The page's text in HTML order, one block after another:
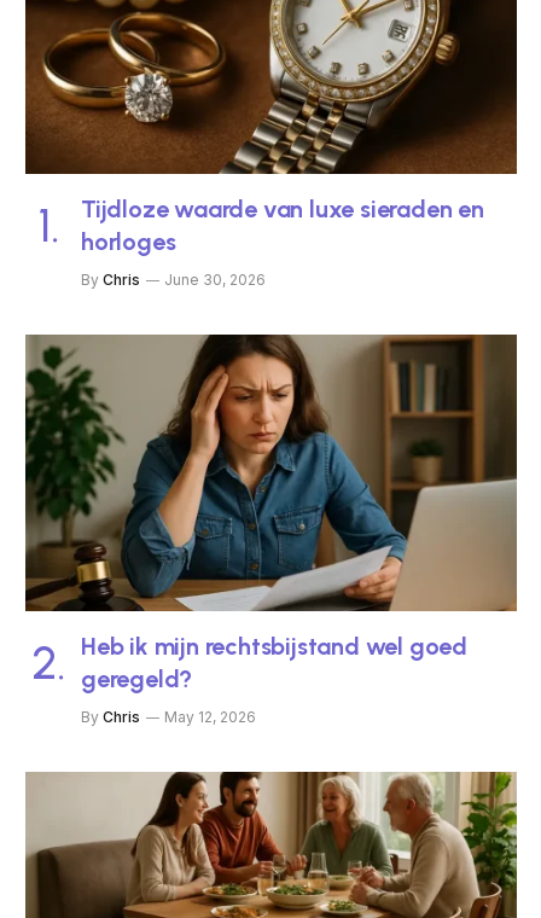
Tijdloze waarde van luxe sieraden en
horloges
By Chris June 30, 2026
Heb ik mijn rechtsbijstand wel goed
geregeld?
By Chris May 12, 2026